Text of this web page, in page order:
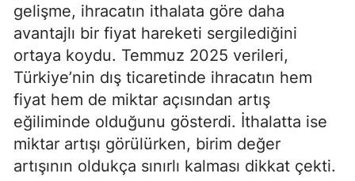
gelişme, ihracatın ithalata göre daha
avantajlı bir fiyat hareketi sergilediğini
ortaya koydu. Temmuz 2025 verileri,
Türkiye’nin dış ticaretinde ihracatın hem
fiyat hem de miktar açısından artış
eğiliminde olduğunu gösterdi. İthalatta ise
miktar artışı görülürken, birim değer
artışının oldukça sınırlı kalması dikkat çekti.